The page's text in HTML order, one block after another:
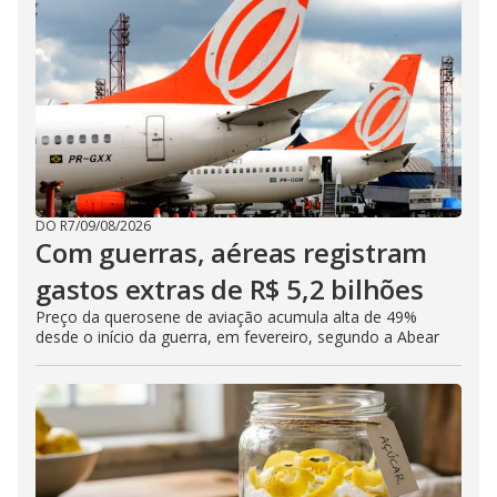
DO R7/09/08/2026
Com guerras, aéreas registram
gastos extras de R$ 5,2 bilhões
Preço da querosene de aviação acumula alta de 49%
desde o início da guerra, em fevereiro, segundo a Abear